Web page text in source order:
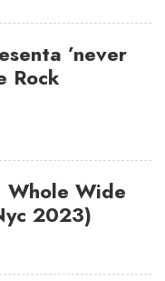
’never
Rock
Wide
2023)